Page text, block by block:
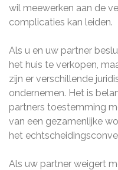
wil meewerken aan de
complicaties kan leiden.
Als u en uw partner
het huis te verkopen,
zijn er verschillende
ondernemen. Het is
partners toestemming
van een gezamenlijke
het
Als uw partner weigert